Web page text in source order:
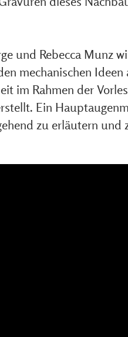
und Rebecca Munz
mechanischen
im Rahmen der
Ein
zu erläutern und